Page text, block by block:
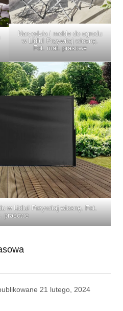
Narzędzia i meble do ogrodu
w Lidlu! Przywitaj wiosnę.
Fot. mat. prasowe
w Lidlu! Przywitaj wiosnę. Fot.
prasowe
21 lutego, 2024